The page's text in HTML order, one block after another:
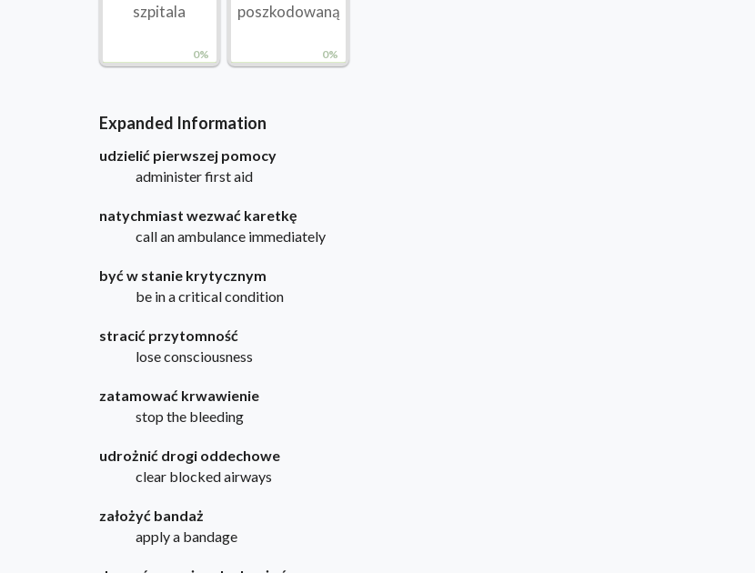
0%
szpitala
0%
poszkodowaną
Expanded Information
udzielić pierwszej pomocy
administer first aid
natychmiast wezwać karetkę
call an ambulance immediately
być w stanie krytycznym
be in a critical condition
stracić przytomność
lose consciousness
zatamować krwawienie
stop the bleeding
udrożnić drogi oddechowe
clear blocked airways
założyć bandaż
apply a bandage